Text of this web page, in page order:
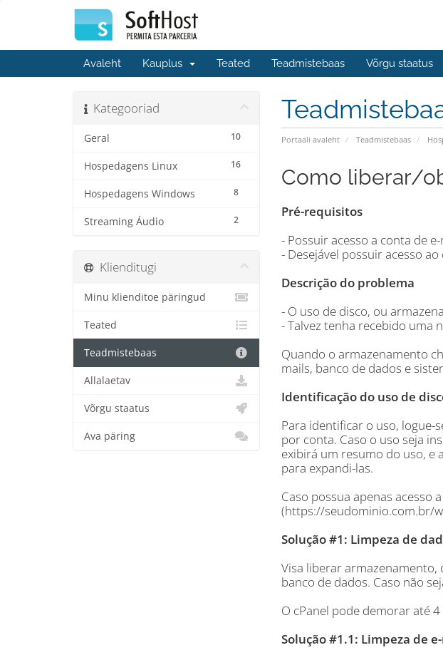
Avaleht Kauplus Teated Teadmistebaas Võrgu staatus
Portaali avaleht Teadmistebaas
Kategooriad
10
Geral
16
Hospedagens Linux
8
Hospedagens Windows
2
Streaming Áudio
Como liberar/
Pré-requisitos
- Possuir acesso a conta de
- Desejável possuir acesso ao
Descrição do problema
- O uso de disco, ou
- Talvez tenha recebido uma
Quando o armazenamento
mails, banco de dados e
Identificação do uso de
Para identificar o uso, logue-
por conta. Caso o uso seja
exibirá um resumo do uso, e
para expandi-las.
Caso possua apenas
(https://seudominio.com.br/
Solução #1: Limpeza de
Visa liberar armazenamento,
banco de dados. Caso não
O cPanel pode demorar até
Solução #1.1: Limpeza de
Klienditugi
Minu klienditoe päringud
Teated
Teadmistebaas
Allalaetav
Võrgu staatus
Ava päring